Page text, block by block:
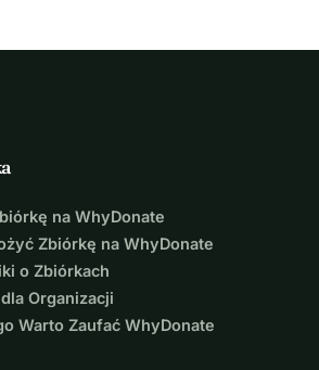
na WhyDonate
Zbiórkę na WhyDonate
o Zbiórkach
Organizacji
Warto Zaufać WhyDonate